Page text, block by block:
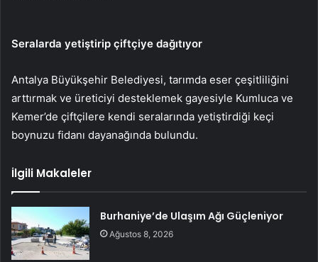
Seralarda yetiştirip çiftçiye dağıtıyor
Antalya Büyükşehir Belediyesi, tarımda eser çeşitliliğini
arttırmak ve üreticiyi desteklemek gayesiyle Kumluca ve
Kemer’de çiftçilere kendi seralarında yetiştirdiği keçi
boynuzu fidanı dayanağında bulundu.
İlgili Makaleler
Burhaniye’de Ulaşım Ağı Güçleniyor
Ağustos 8, 2026